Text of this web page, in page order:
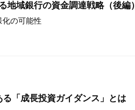
地域銀行の資金調達戦略（後編）
の可能性
「成長投資ガイダンス」とは